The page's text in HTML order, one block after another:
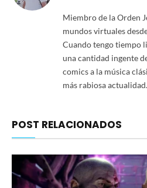
Miembro de la Orden
mundos virtuales
Cuando tengo tiempo
una cantidad ingente
comics a la música
más rabiosa actualidad.
POST RELACIONADOS